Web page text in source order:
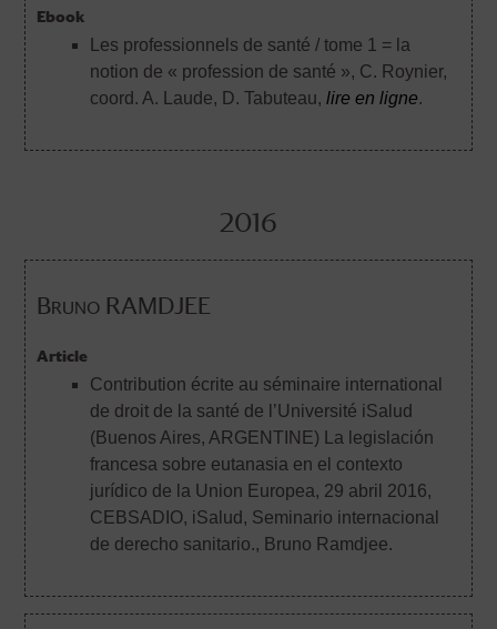
Ebook
Les professionnels de santé / tome 1 = la
notion de « profession de santé », C. Roynier,
coord. A. Laude, D. Tabuteau,lire en ligne.
2016
Bruno RAMDJEE
Article
Contribution écrite au séminaire international
de droit de la santé de l’Université iSalud
(Buenos Aires, ARGENTINE) La legislación
francesa sobre eutanasia en el contexto
jurídico de la Union Europea, 29 abril 2016,
CEBSADIO, iSalud, Seminario internacional
de derecho sanitario., Bruno Ramdjee.